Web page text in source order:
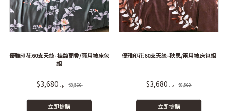
優雅印花60支天絲-桂馥蘭香/兩用被床包
組
$3,680 $8,560
立即搶購
優雅印花60支天絲-秋思/兩用被床包組
$3,680 $8,560
立即搶購